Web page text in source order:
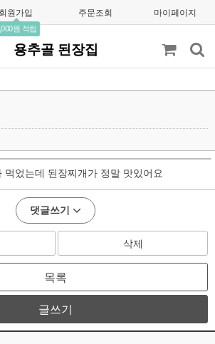
회원가입
원 적립
주문조회 마이페이지
용추골 된장집
먹었는데 된장찌개가 정말 맛있어요
댓글쓰기
삭제
목록
글쓰기